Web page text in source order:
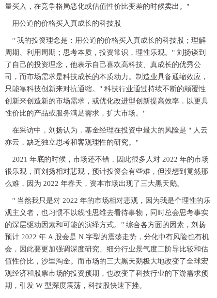
量买入，在竞争格局恶化或估值性价比变差的时候卖出。"
用公道的价格买入真成长的科技股
" 我的投资理念是：用公道的价格买入真成长的科技股；理解
周期、利用周期；思考本质，投资常识，理性乐观。" 刘扬谈到
了自己的投资理念，他表示自己喜欢高科技、真成长的优秀公
司，而市场需求是科技成长的本质动力。制造业具备通缩效应，
只能靠科技创新来对抗通缩。" 科技行业通过持续不断的颠覆性
创新来创造新的市场需求，或优化改进型创新提高效率，以更具
性价比的产品或服务满足需求，扩大市场。"
在采访中，刘扬认为，基金经理在投资中最大的风险是 " 人云
亦云，缺乏独立思考和客观理性的研究。"
2021 年底的时候，市场还不错，因此很多人对 2022 年的市场
很乐观，而刘扬相对悲观，预计投资会有些难，但没想到竟然那
么难，因为 2022 年春天，资本市场出现了三大黑天鹅。
" 当然我只是对 2022 年的市场相对悲观，因为我是个理性的乐
观主义者，也习惯不以线性思维去看待事物，同时总会思考事实
的深层驱动因素和可能的演绎方式。" 综合各方面的因素，刘扬
预计 2022 年 A 股会是 N 字型的震荡走势，分化中有风险也有机
会，因此要更加强调深度研究、细分行业景气度二阶导比较和估
值性价比，沙里淘金。而市场的三大黑天鹅极大地改变了全球宏
观经济和股票市场的投资预期，也改变了科技行业的下游需求预
期，引发 W 型深度震荡，科技股快速下挫。